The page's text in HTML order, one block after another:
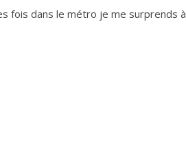
fois dans le métro je me surprends à